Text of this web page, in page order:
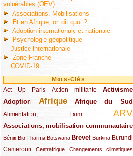
vulnérables (OEV)
Associations, Mobilisations
Et en Afrique, on dit quoi ?
Adoption internationale et nationale
Psychologie géopolitique
Justice internationale
Zone Franche
COVID-19
Mots-Clés
Act Up Paris
(49/289) Action militante
(32/289) Activisme
(73/289)
Adoption
(82/289) Afrique
(161/289) Afrique du Sud
(73/289)
Alimentation, Faim
(48/289) ARV
(203/289)
Associations, mobilisation communautaire
(65/289)
Bénin
(13/289)Big Pharma
(16/289) Botswana
(9/289) Brevet
(83/289) Burkina
(18/289) Burundi
(30/289)
Cameroun
(47/289) Centrafrique
(23/289) Changements climatiques
(10/289)